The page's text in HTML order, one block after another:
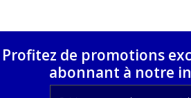
Profitez de promotions
abonnant à notre